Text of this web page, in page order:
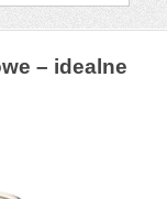
– idealne